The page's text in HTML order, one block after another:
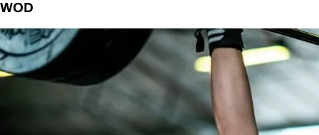
WOD